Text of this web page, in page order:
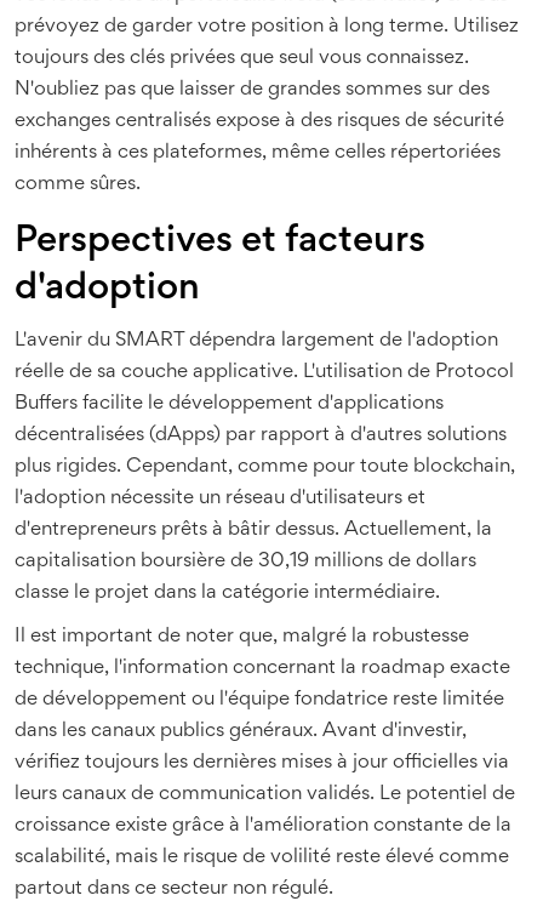
prévoyez de garder votre position à long terme. Utilisez
toujours des clés privées que seul vous connaissez.
N'oubliez pas que laisser de grandes sommes sur des
exchanges centralisés expose à des risques de sécurité
inhérents à ces plateformes, même celles répertoriées
comme sûres.
Perspectives et facteurs
d'adoption
L'avenir du SMART dépendra largement de l'adoption
réelle de sa couche applicative. L'utilisation de Protocol
Buffers facilite le développement d'applications
décentralisées (dApps) par rapport à d'autres solutions
plus rigides. Cependant, comme pour toute blockchain,
l'adoption nécessite un réseau d'utilisateurs et
d'entrepreneurs prêts à bâtir dessus. Actuellement, la
capitalisation boursière de 30,19 millions de dollars
classe le projet dans la catégorie intermédiaire.
Il est important de noter que, malgré la robustesse
technique, l'information concernant la roadmap exacte
de développement ou l'équipe fondatrice reste limitée
dans les canaux publics généraux. Avant d'investir,
vérifiez toujours les dernières mises à jour officielles via
leurs canaux de communication validés. Le potentiel de
croissance existe grâce à l'amélioration constante de la
scalabilité, mais le risque de volilité reste élevé comme
partout dans ce secteur non régulé.